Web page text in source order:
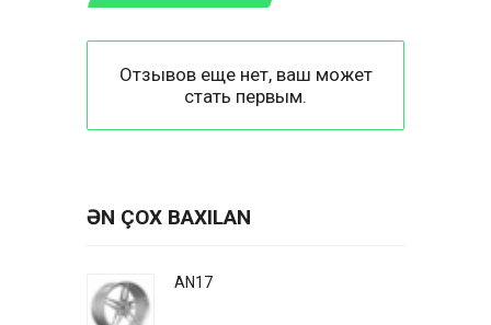
Отзывов еще нет, ваш может
стать первым.
ƏN ÇOX BAXILAN
AN17